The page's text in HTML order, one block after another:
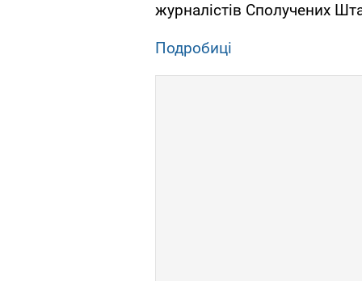
журналістів Сполучених
Подробиці